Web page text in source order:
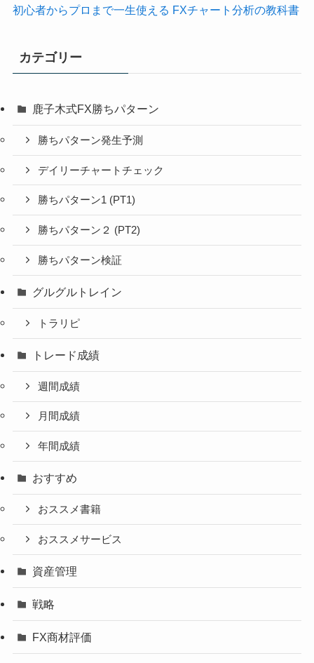
初心者からプロまで一生使える FXチャート分析の教科書
カテゴリー
鹿子木式FX勝ちパターン
勝ちパターン発生予測
デイリーチャートチェック
勝ちパターン1 (PT1)
勝ちパターン２ (PT2)
勝ちパターン検証
グルグルトレイン
トラリピ
トレード成績
週間成績
月間成績
年間成績
おすすめ
おススメ書籍
おススメサービス
資産管理
戦略
FX商材評価